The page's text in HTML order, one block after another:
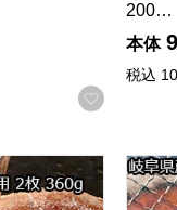
お気に入
200…
本体
税込
飛騨牛ロースステ
岐阜